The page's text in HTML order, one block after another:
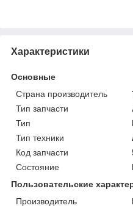
Характеристики
Основные
Страна производитель
Тип запчасти
Тип
Тип техники
Код запчасти
Состояние
Пользовательские
Производитель